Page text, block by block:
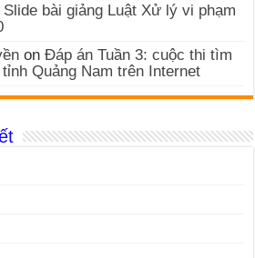
Slide bài giảng Luật Xử lý vi phạm
onĐáp án Tuần 3: cuộc thi tìm
Quảng Nam trên Internet